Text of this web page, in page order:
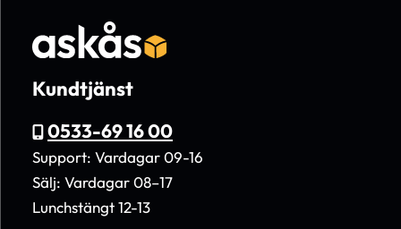
Kundtjänst
0533-69 16 00
Support: Vardagar 09-16
Sälj: Vardagar 08–17
Lunchstängt 12-13